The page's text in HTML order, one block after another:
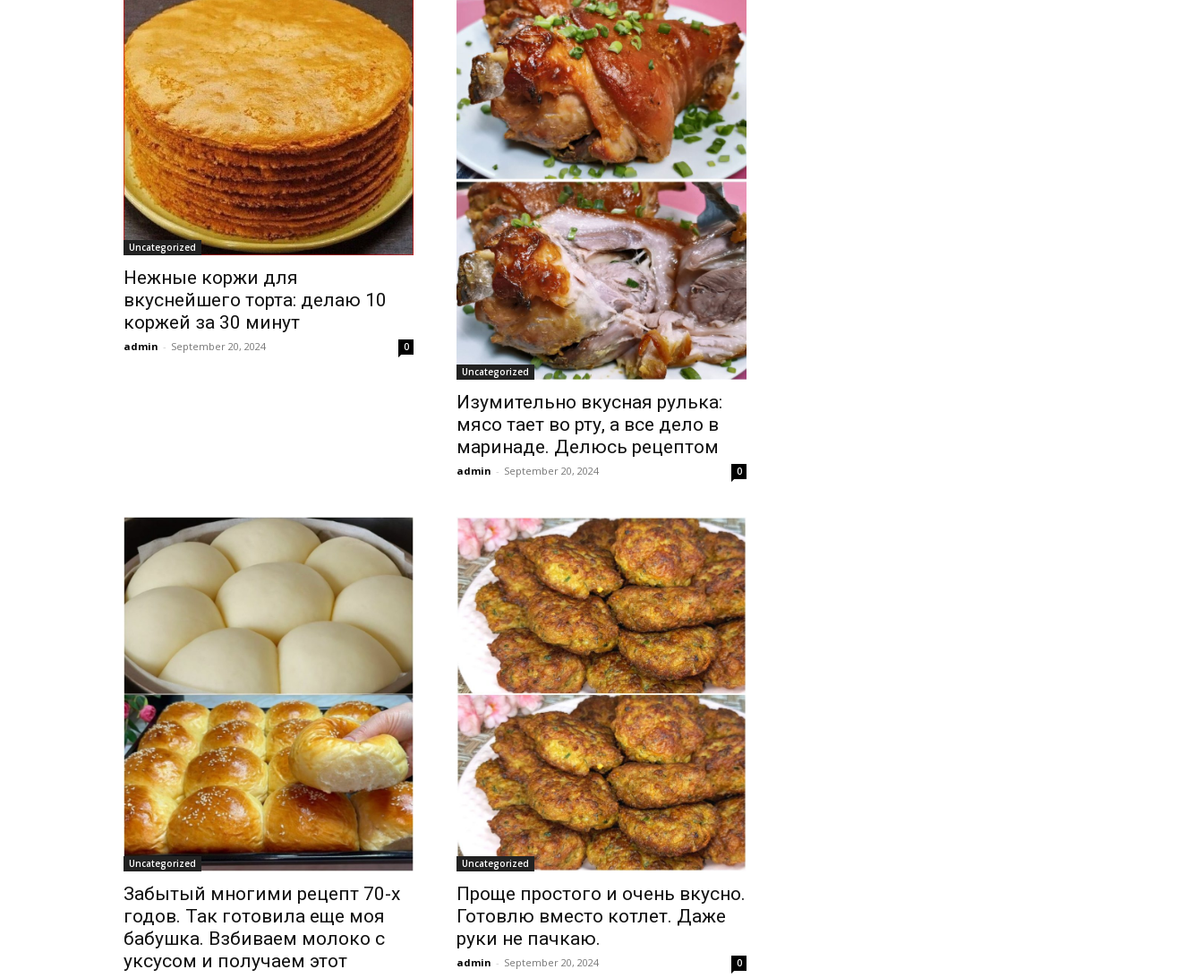
Uncategorized
Нежные коржи для
вкуснейшего торта: делаю 10
коржей за 30 минут
admin - September 20, 2024 0
Uncategorized
Изумительно вкусная рулька:
мясо тает во рту, а все дело в
маринаде. Делюсь рецептом
admin - September 20, 2024 0
Uncategorized
Забытый многими рецепт 70-х
годов. Так готовила еще моя
бабушка. Взбиваем молоко с
уксусом и получаем этот
Uncategorized
Проще простого и очень вкусно.
Готовлю вместо котлет. Даже
руки не пачкаю.
admin - September 20, 2024 0